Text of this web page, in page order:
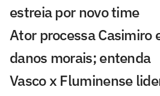
estreia por novo time
Ator processa Casimiro
danos morais; entenda
Vasco x Fluminense